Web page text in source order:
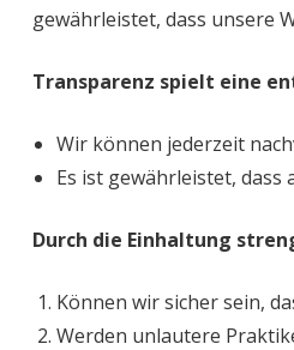
gewährleistet, dass unsere
Transparenz spielt eine
Wir können jederzeit
Es ist gewährleistet,
Durch die Einhaltung
Können wir sicher sein,
Werden unlautere